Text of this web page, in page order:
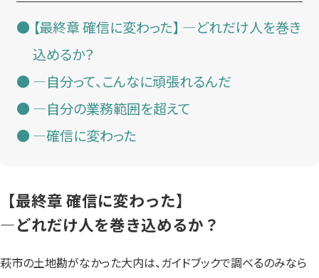
【最終章 確信に変わった】 —どれだけ人を巻き
込めるか？
—自分って、こんなに頑張れるんだ
—自分の業務範囲を超えて
—確信に変わった
【最終章 確信に変わった】
—どれだけ人を巻き込めるか？
萩市の土地勘がなかった大内は、ガイドブックで調べるのみなら